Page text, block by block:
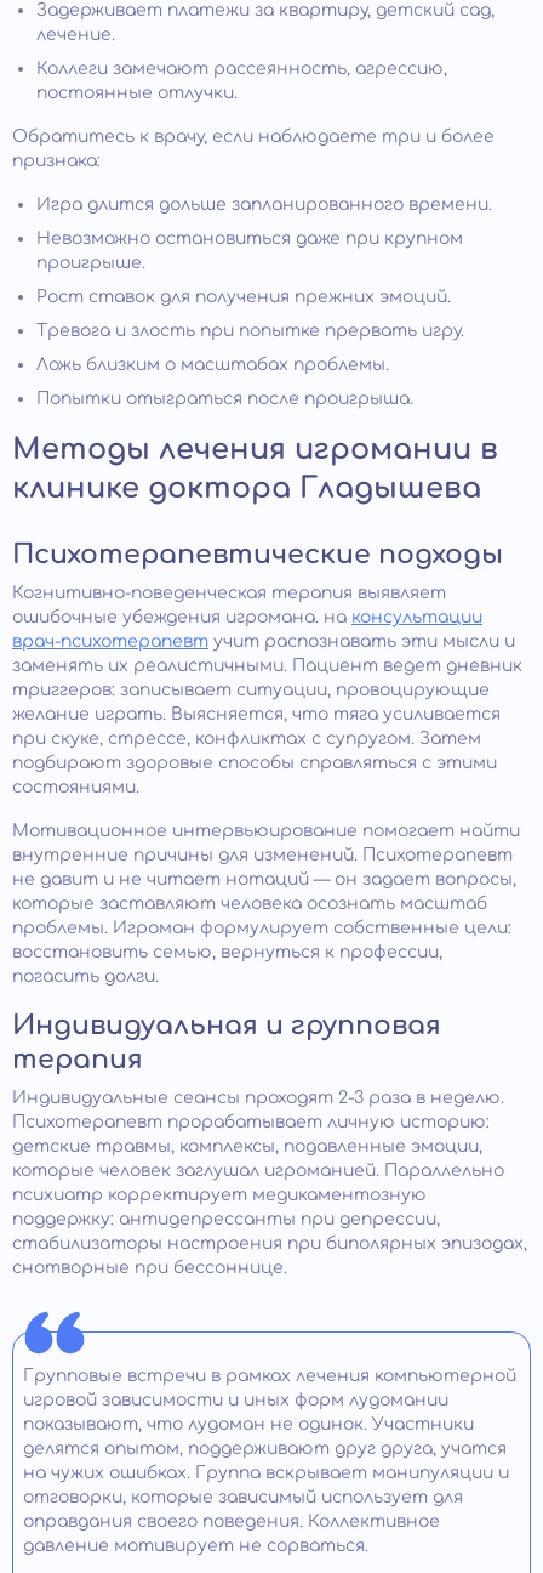
Задерживает платежи за квартиру, детский сад,
лечение.
Коллеги замечают рассеянность, агрессию,
постоянные отлучки.
Обратитесь к врачу, если наблюдаете три и более
признака:
Игра длится дольше запланированного времени.
Невозможно остановиться даже при крупном
проигрыше.
Рост ставок для получения прежних эмоций.
Тревога и злость при попытке прервать игру.
Ложь близким о масштабах проблемы.
Попытки отыграться после проигрыша.
Методы лечения игромании в
клинике доктора Гладышева
Психотерапевтические подходы
Когнитивно-поведенческая терапия выявляет
ошибочные убеждения игромана. на консультации
врач-психотерапевт учит распознавать эти мысли и
заменять их реалистичными. Пациент ведет дневник
триггеров: записывает ситуации, провоцирующие
желание играть. Выясняется, что тяга усиливается
при скуке, стрессе, конфликтах с супругом. Затем
подбирают здоровые способы справляться с этими
состояниями.
Мотивационное интервьюирование помогает найти
внутренние причины для изменений. Психотерапевт
не давит и не читает нотаций — он задает вопросы,
которые заставляют человека осознать масштаб
проблемы. Игроман формулирует собственные цели:
восстановить семью, вернуться к профессии,
погасить долги.
Индивидуальная и групповая
терапия
Индивидуальные сеансы проходят 2-3 раза в неделю.
Психотерапевт прорабатывает личную историю:
детские травмы, комплексы, подавленные эмоции,
которые человек заглушал игроманией. Параллельно
психиатр корректирует медикаментозную
поддержку: антидепрессанты при депрессии,
стабилизаторы настроения при биполярных эпизодах,
снотворные при бессоннице.
Групповые встречи в рамках лечения компьютерной
игровой зависимости и иных форм лудомании
показывают, что лудоман не одинок. Участники
делятся опытом, поддерживают друг друга, учатся
на чужих ошибках. Группа вскрывает манипуляции и
отговорки, которые зависимый использует для
оправдания своего поведения. Коллективное
давление мотивирует не сорваться.